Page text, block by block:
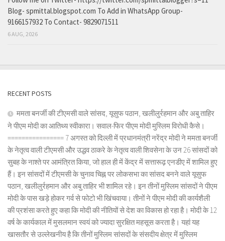
Blog- spmittal.blogspot.com To Add in WhatsApp Group-
9166157932 To Contact- 9829071511
6 AUG, 2026
RECENT POSTS
ममता बनर्जी की टीएमसी वाले सांसद, यूसुफ पठान, खलीलुर्रहमान और अबु ताहिर
ने पीएम मोदी का आतिथ्य स्वीकारा। सवाल-फिर पीएम मोदी मुस्लिम विरोधी कैसे।
================ 7 अगस्त को दिल्ली में प्रधानमंत्री नरेंद्र मोदी ने ममता बनर्जी
के नेतृत्व वाली टीएमसी और उद्धव ठाकरे के नेतृत्व वाली शिवसेना के उन 26 सांसदों को
सुबह के नाश्ते पर आमंत्रित किया, जो हाल ही में केंद्र में सत्तारूढ़ एनडीए में शामिल हुए
हैं। इन सांसदों में टीएमसी के चुनाव चिह्न पर लोकसभा का सांसद बनने वाले यूसुफ
पठान, खलीलुर्रहमान और अबु ताहिर भी शामिल रहे। इन तीनों मुस्लिम सांसदों ने पीएम
मोदी के पास खड़े होकर गर्व से फोटो भी खिंचवाया। तीनों ने पीएम मोदी की कार्यशैली
की प्रशंसा करते हुए कहा कि मोदी की नीतियों से देश का विकास हो रहा है। मोदी के 12
वर्ष के कार्यकाल में मुसलमान स्वयं को ज्यादा सुरक्षित महसूस करता है। यहां यह
खासतौर से उल्लेखनीय है कि तीनों मुस्लिम सांसदों के संसदीय क्षेत्र में मुस्लिम